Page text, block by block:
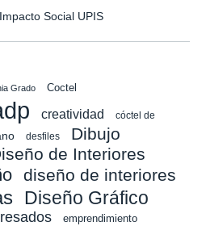
Social UPIS
Grado Coctel
creatividad
cóctel de
desfiles
Dibujo
de Interiores
diseño de interiores
Diseño Gráfico
emprendimiento